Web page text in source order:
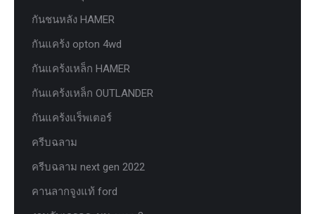
กันชนหลัง HAMER
กันแคร้ง opton 4wd
กันแคร้งเหล็ก HAMER
กันแคร้งเหล็ก OUTLANDER
กันแคร้งแร็พเตอร์
ครีบฉลาม
ครีบฉลาม next gen 2022
คานลากจูงแท้ ford